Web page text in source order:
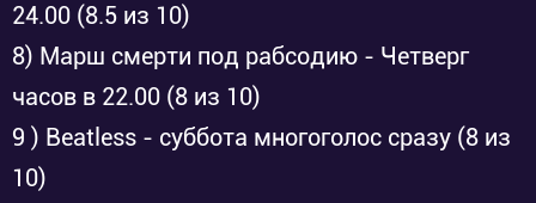
24.00 (8.5 из 10)
8) Марш смерти под рабсодию - Четверг
часов в 22.00 (8 из 10)
9 ) Beatless - суббота многоголос сразу (8 из
10)